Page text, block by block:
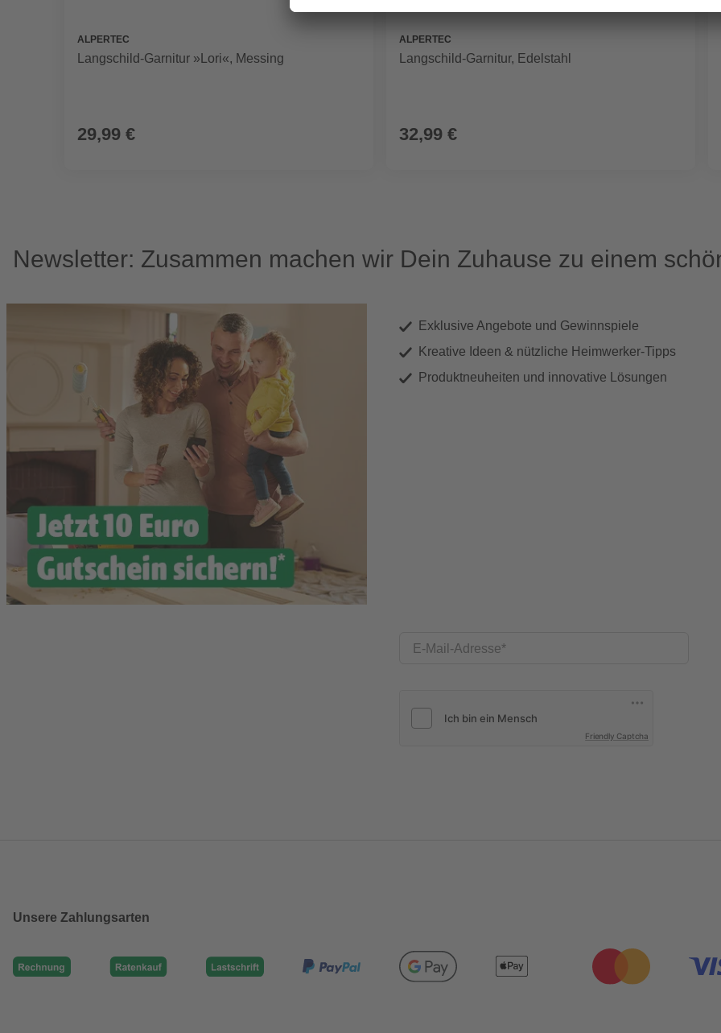
ALPERTEC
Langschild-Garnitur »Lori«, Messing
29,99 €
ALPERTEC
Langschild-Garnitur, Edelstahl
32,99 €
Newsletter: Zusammen machen wir Dein Zuhause zu einem
Exklusive Angebote und Gewinnspiele
Kreative Ideen & nützliche Heimwerker-Tipps
Produktneuheiten und innovative Lösungen
E-Mail-Adresse
Friendly Captcha
Unsere Zahlungsarten